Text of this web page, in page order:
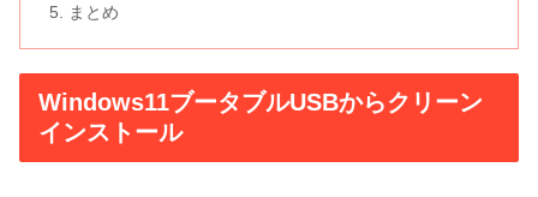
まとめ
Windows11ブータブルUSBからクリーン
インストール